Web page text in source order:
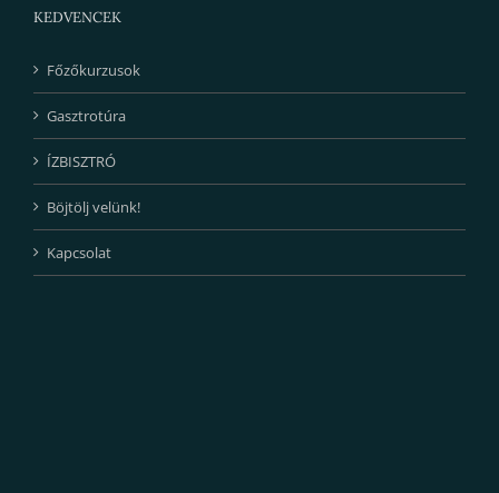
KEDVENCEK
Főzőkurzusok
Gasztrotúra
ÍZBISZTRÓ
Böjtölj velünk!
Kapcsolat